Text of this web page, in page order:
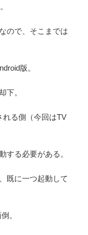
ので、そこまでは
版。
下。
れる側（今回はTV
する必要がある。
既に一つ起動して
。